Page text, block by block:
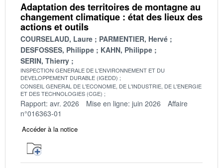
Adaptation des territoires de montagne au
changement climatique : état des lieux des
actions et outils
COURSELAUD, Laure
PARMENTIER, Hervé
DESFOSSES, Philippe
KAHN, Philippe
SERIN, Thierry
INSPECTION GENERALE DE L'ENVIRONNEMENT ET DU
DEVELOPPEMENT DURABLE (IGEDD)
CONSEIL GENERAL DE L'ECONOMIE, DE L'INDUSTRIE, DE L'ENERGIE
ET DES TECHNOLOGIES (CGE)
Rapport: avr. 2026 Mise en ligne: juin 2026
Affaire
n°016363-01
Accéder à la notice